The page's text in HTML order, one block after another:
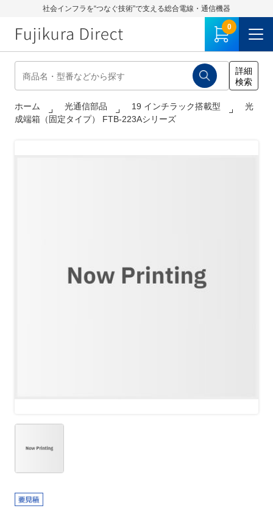
社会インフラを“つなぐ技術”で支える総合電線・通信機器
0
ホーム 光通信部品 19 インチラック搭載型
光
成端箱（固定タイプ） FTB-223Aシリーズ